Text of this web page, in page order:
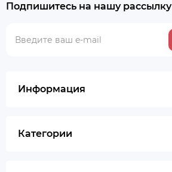
Подпишитесь на нашу рассылку
Информация
Категории